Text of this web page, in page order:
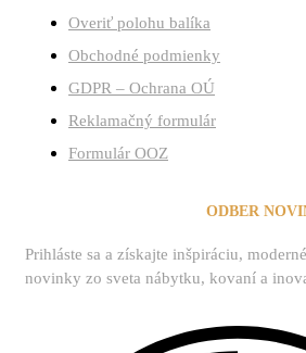
Overiť polohu balíka
Obchodné podmienky
GDPR – Ochrana OÚ
Reklamačný formulár
Formulár OOZ
ODBER
Prihláste sa a získajte inšpiráciu,
novinky zo sveta nábytku, kovaní a